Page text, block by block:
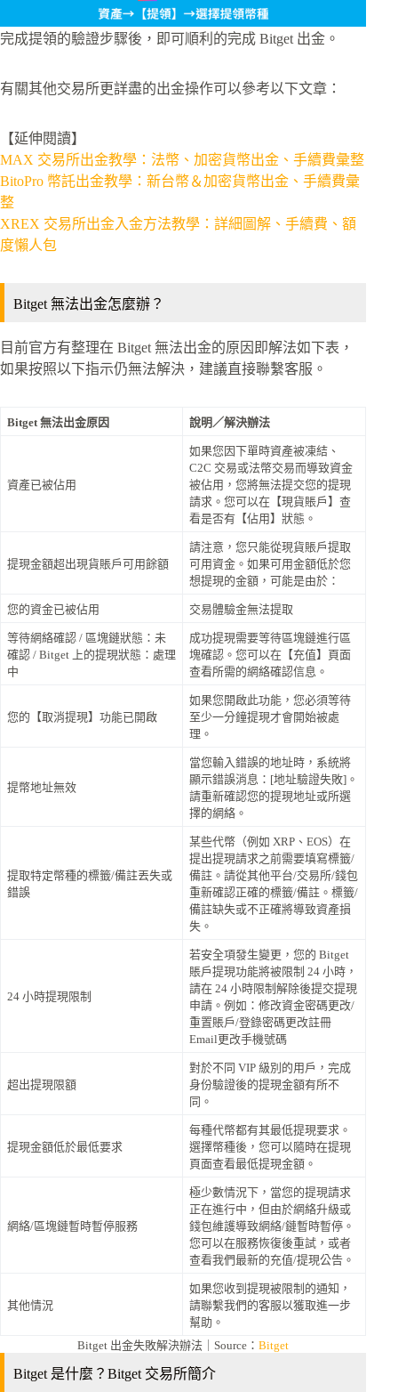
完成提領的驗證步驟後，即可順利的完成 Bitget 出金。
有關其他交易所更詳盡的出金操作可以參考以下文章：
【延伸閱讀】
MAX 交易所出金教學：法幣、加密貨幣出金、手續費彙整
BitoPro 幣託出金教學：新台幣＆加密貨幣出金、手續費彙
整
XREX 交易所出金入金方法教學：詳細圖解、手續費、額
度懶人包
Bitget 無法出金怎麼辦？
目前官方有整理在 Bitget 無法出金的原因即解法如下表，
如果按照以下指示仍無法解決，建議直接聯繫客服。
Bitget 無法出金原因 說明／解決辦法
資產已被佔用
如果您因下單時資產被凍結、
C2C 交易或法幣交易而導致資金
被佔用，您將無法提交您的提現
請求。您可以在【現貨賬戶】查
看是否有【佔用】狀態。
提現金額超出現貨賬戶可用餘額
請注意，您只能從現貨賬戶提取
可用資金。如果可用金額低於您
想提現的金額，可能是由於：
您的資金已被佔用 交易體驗金無法提取
等待網絡確認 / 區塊鏈狀態：未
確認 / Bitget 上的提現狀態：處理
中
成功提現需要等待區塊鏈進行區
塊確認。您可以在【充值】頁面
查看所需的網絡確認信息。
您的【取消提現】功能已開啟
如果您開啟此功能，您必須等待
至少一分鐘提現才會開始被處
理。
提幣地址無效
當您輸入錯誤的地址時，系統將
顯示錯誤消息：[地址驗證失敗]。
請重新確認您的提現地址或所選
擇的網絡。
提取特定幣種的標籤/備註丟失或
錯誤
某些代幣（例如 XRP、EOS）在
提出提現請求之前需要填寫標籤/
備註。請從其他平台/交易所/錢包
重新確認正確的標籤/備註。標籤/
備註缺失或不正確將導致資產損
失。
24 小時提現限制
若安全項發生變更，您的 Bitget
賬戶提現功能將被限制 24 小時，
請在 24 小時限制解除後提交提現
申請。例如：修改資金密碼更改/
重置賬戶/登錄密碼更改註冊
Email更改手機號碼
超出提現限額
對於不同 VIP 級別的用戶，完成
身份驗證後的提現金額有所不
同。
提現金額低於最低要求
每種代幣都有其最低提現要求。
選擇幣種後，您可以隨時在提現
頁面查看最低提現金額。
網絡/區塊鏈暫時暫停服務
極少數情況下，當您的提現請求
正在進行中，但由於網絡升級或
錢包維護導致網絡/鏈暫時暫停。
您可以在服務恢復後重試，或者
查看我們最新的充值/提現公告。
其他情況
如果您收到提現被限制的通知，
請聯繫我們的客服以獲取進一步
幫助。
Bitget 出金失敗解決辦法｜Source：Bitget
Bitget 是什麼？Bitget 交易所簡介